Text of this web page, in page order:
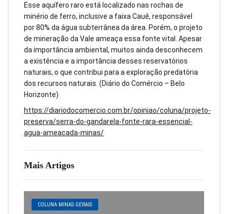
Mais Artigos
COLUNA MINAS GERAIS
Esse aquífero raro está localizado nas rochas de
minério de ferro, inclusive a faixa Cauê, responsável
por 80% da água subterrânea da área. Porém, o projeto
de mineração da Vale ameaça essa fonte vital. Apesar
da importância ambiental, muitos ainda desconhecem
a existência e a importância desses reservatórios
naturais, o que contribui para a exploração predatória
dos recursos naturais. (Diário do Comércio – Belo
Horizonte)
https://diariodocomercio.com.br/opiniao/coluna/projeto-
preserva/serra-do-gandarela-fonte-rara-essencial-
agua-ameacada-minas/